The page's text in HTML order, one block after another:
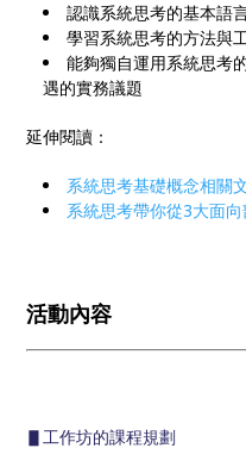
認識系統思考的基本語
學習系統思考的方法與
能夠獨自運用系統思考
遇的實務議題
延伸閱讀：
系統思考基礎概念相關
系統思考帶你從3大面
活動內容
▋工作坊的課程規劃